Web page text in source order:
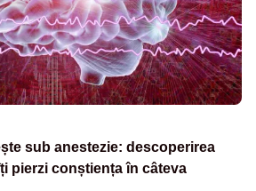
sub anestezie: descoperirea
pierzi conștiența în câteva